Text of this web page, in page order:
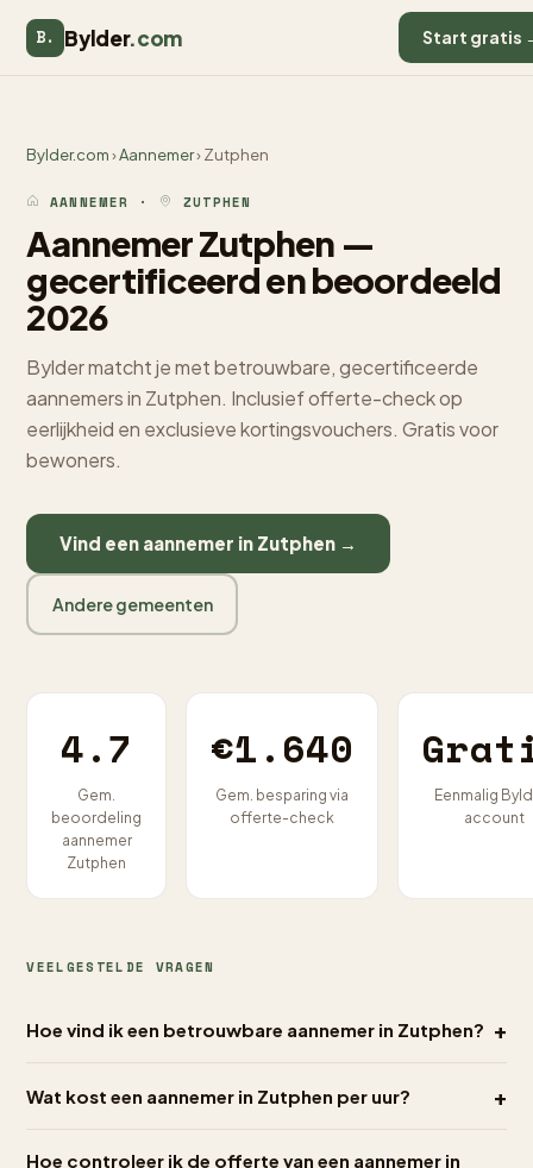
B. Bylder.com Start gratis
Bylder.com›Aannemer› Zutphen
AANNEMER · ZUTPHEN
Aannemer Zutphen —
gecertificeerd en beoordeeld
2026
Bylder matcht je met betrouwbare, gecertificeerde
aannemers in Zutphen. Inclusief offerte-check op
eerlijkheid en exclusieve kortingsvouchers. Gratis voor
bewoners.
Vind een aannemer in Zutphen →
Andere gemeenten
4.7
Gem.
beoordeling
aannemer
Zutphen
€1.640
Gem. besparing via
offerte-check
Eenmalig
account
VEELGESTELDE VRAGEN
Hoe vind ik een betrouwbare aannemer in Zutphen? +
Wat kost een aannemer in Zutphen per uur? +
Hoe controleer ik de offerte van een aannemer in